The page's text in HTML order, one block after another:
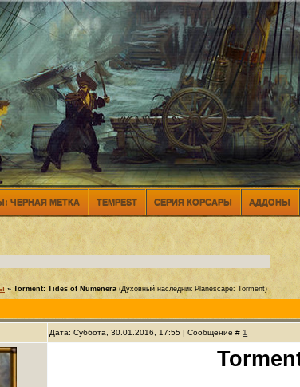
ЧЕРНАЯ МЕТКА TEMPEST СЕРИЯ КОРСАРЫ АДДОНЫ
» Torment: Tides of Numenera (Духовный наследник Planescape: Torment)
Дата: Суббота, 30.01.2016, 17:55 | Сообщение # 1